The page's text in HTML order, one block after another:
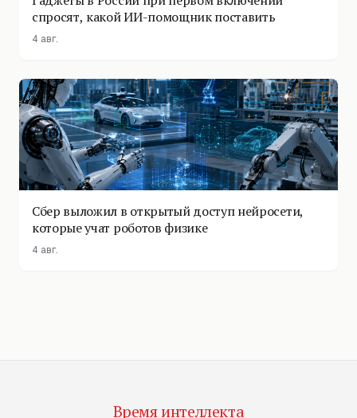
спросят, какой ИИ-помощник поставить
4 авг.
Сбер выложил в открытый доступ нейросети,
которые учат роботов физике
4 авг.
Время интеллекта